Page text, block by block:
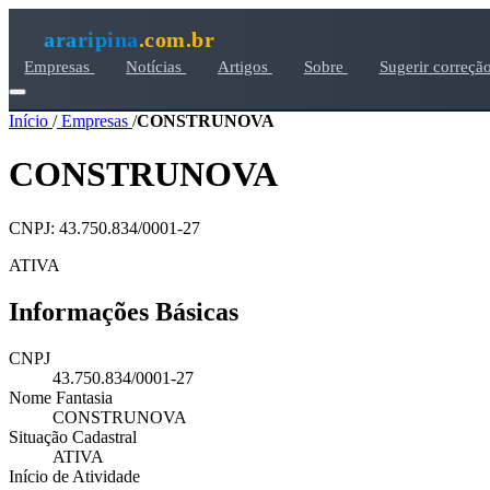
araripina.com.br
Empresas Notícias Artigos Sobre Sugerir
Início /Empresas /CONSTRUNOVA
CONSTRUNOVA
CNPJ: 43.750.834/0001-27
ATIVA
Informações Básicas
CNPJ
43.750.834/0001-27
Nome Fantasia
CONSTRUNOVA
Situação Cadastral
ATIVA
Início de Atividade